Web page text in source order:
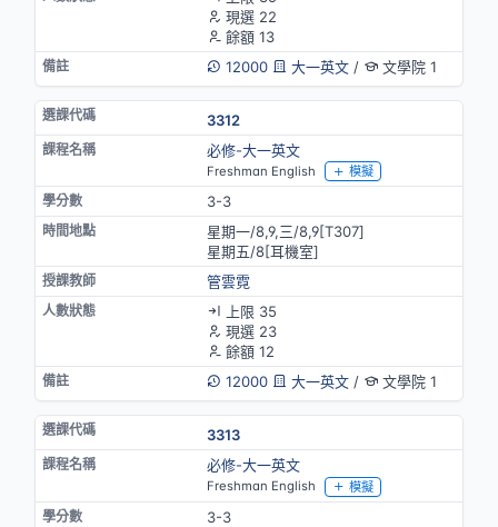
現選 22
餘額 13
12000
大一英文/ 文學院 1
3312
必修-大一英文
Freshman English 模擬
3-3
星期一/8,9,三/8,9[T307]
星期五/8[耳機室]
管雲霓
上限 35
現選 23
餘額 12
12000
大一英文/ 文學院 1
3313
必修-大一英文
Freshman English 模擬
3-3